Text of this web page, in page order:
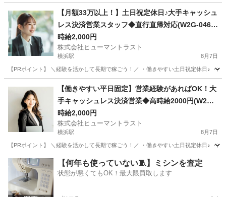
【月額33万以上！】土日祝定休日♪大手キャッシュ
レス決済営業スタッフ◆直行直帰対応(W2G-0465
_2)
時給2,000円
株式会社ヒューマントラスト
横浜駅 8月7日
【PRポイント】 ＼経験を活かして長期で稼ごう！／ ・働きやすい土日祝定休日♪ ・
横浜駅 営業 ヒューマントラスト
【働きやすい平日固定】営業経験があればOK！大
手キャッシュレス決済営業◆高時給2000円(W2G-
0464_2)
時給2,000円
株式会社ヒューマントラスト
横浜駅 8月7日
【PRポイント】 ＼経験を活かして長期で稼ごう！／ ・働きやすい土日祝定休日♪ ・
神奈川 横浜市 横浜駅 営業 ヒューマントラスト
【何年も使っていない🧵】ミシンを査定
状態が悪くてもOK！最大限買取します